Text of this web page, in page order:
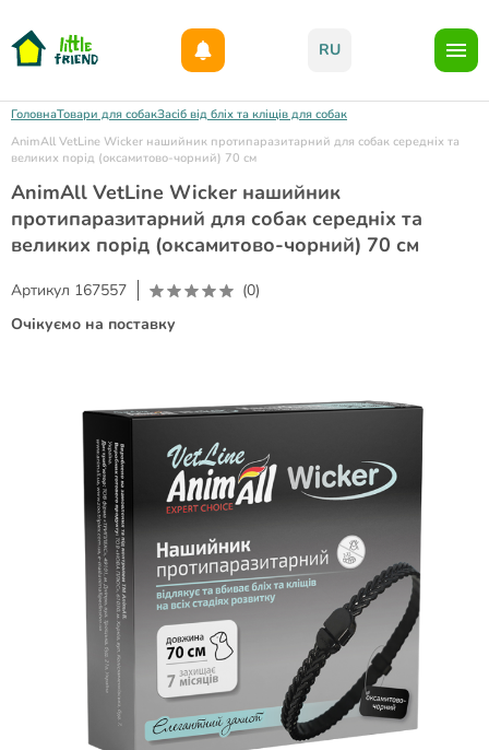
RU
ГоловнаТовари для собакЗасіб від бліх та кліщів для собак
AnimAll VetLine Wicker нашийник протипаразитарний для собак середніх та
великих порід (оксамитово-чорний) 70 см
AnimAll VetLine Wicker нашийник
протипаразитарний для собак середніх та
великих порід (оксамитово-чорний) 70 см
Артикул 167557
(0)
Очікуємо на поставку